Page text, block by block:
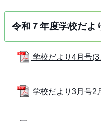
令和７年度学校だよ
学校だより4月号
学校だより3月号